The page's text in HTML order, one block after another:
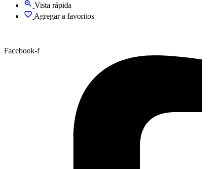
Vista rápida
Agregar a favoritos
Facebook-f